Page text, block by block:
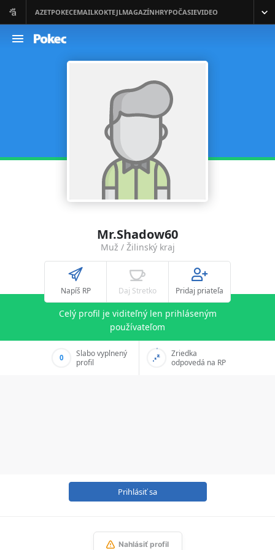
Mr.Shadow60
Muž / Žilinský kraj
Napíš RP Daj Stretko Pridaj priateľa
Celý profil je viditeľný len prihláseným
používateľom
0
Slabo vyplnený
profil
Zriedka
odpovedá na RP
Prihlásiť sa
Nahlásiť profil